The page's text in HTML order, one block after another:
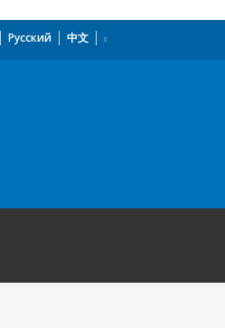
Русский 中文